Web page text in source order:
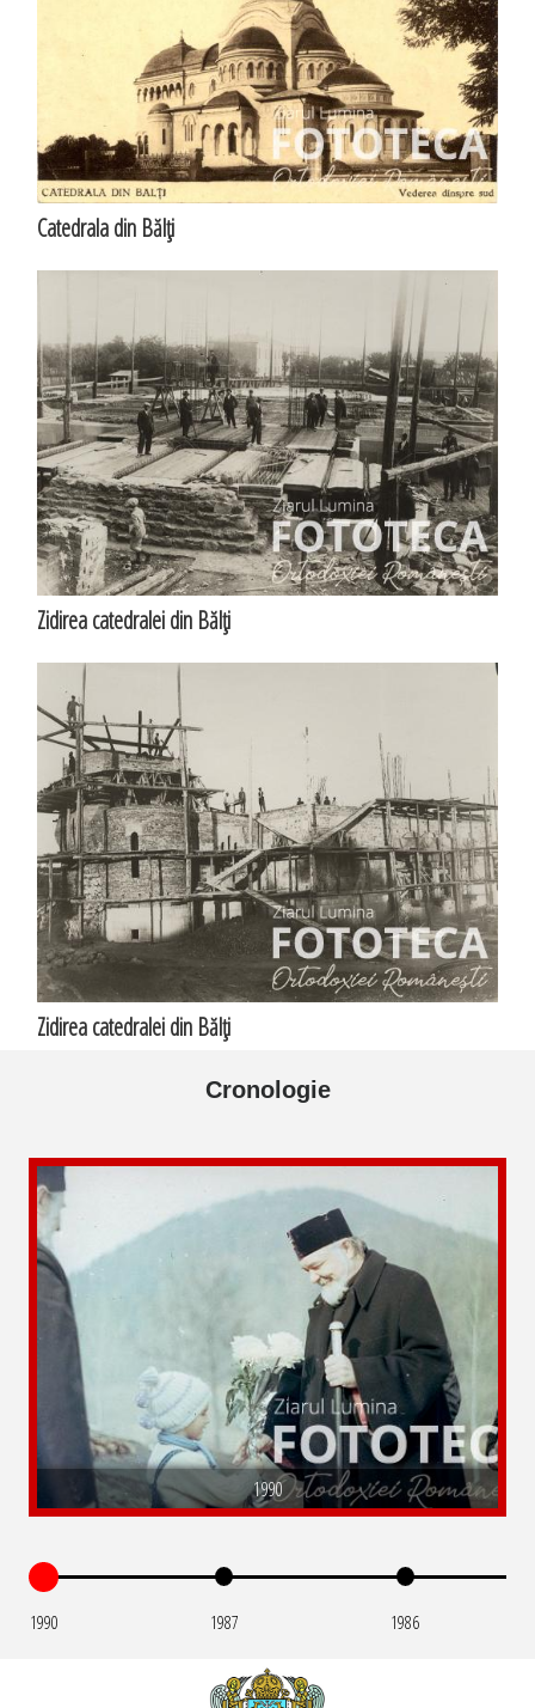
Catedrala din Bălţi
Zidirea catedralei din Bălţi
Zidirea catedralei din Bălţi
Cronologie
1990
1990 1987 1986